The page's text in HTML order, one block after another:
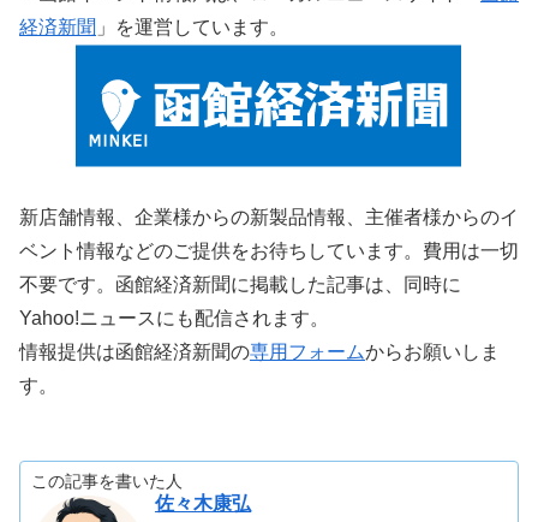
経済新聞 」を運営しています。
新店舗情報、企業様からの新製品情報、主催者様からのイ
ベント情報などのご提供をお待ちしています。費用は一切
不要です。函館経済新聞に掲載した記事は、同時に
Yahoo!ニュースにも配信されます。
情報提供は函館経済新聞の専用フォームからお願いしま
す。
この記事を書いた人
佐々木康弘